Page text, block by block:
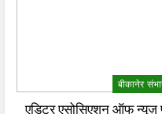
बीकानेर
एडिटर एसोसिएशन ऑफ न्यूज़